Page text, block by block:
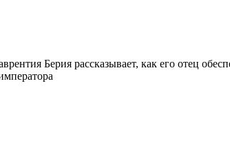
Берия рассказывает, как его отец